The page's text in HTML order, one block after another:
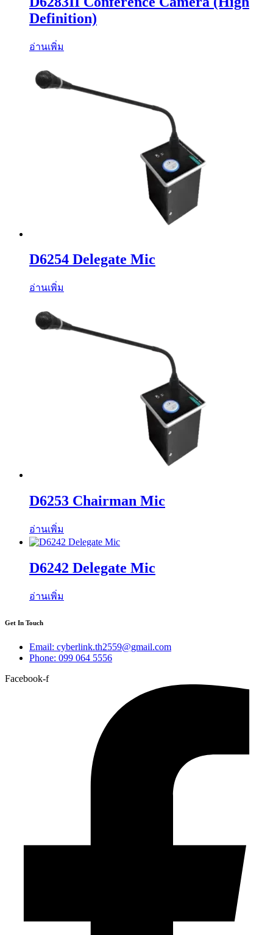
Definition)
อ่านเพิ่ม
D6254 Delegate Mic
อ่านเพิ่ม
D6253 Chairman Mic
อ่านเพิ่ม
D6242 Delegate Mic
อ่านเพิ่ม
Get In Touch
Email: cyberlink.th2559@gmail.com
Phone: 099 064 5556
Facebook-f